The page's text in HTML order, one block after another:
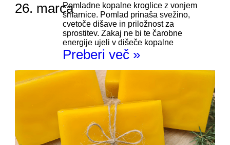
26. marcaPomladne kopalne kroglice z vonjem
šmarnice. Pomlad prinaša svežino,
cvetoče dišave in priložnost za
sprostitev. Zakaj ne bi te čarobne
energije ujeli v dišeče kopalne
Preberi več »